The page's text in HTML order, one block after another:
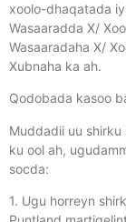
xoolo-dhaqatada
Wasaaradda X/
Wasaaradaha X/
Xubnaha ka ah.
Qodobada kasoo
Muddadii uu
ku ool ah,
socda:
1. Ugu horreyn